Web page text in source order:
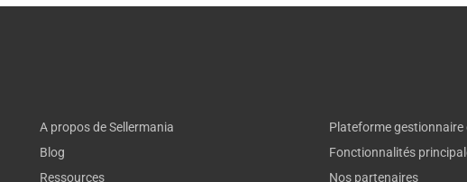
A propos de Sellermania
Blog
Ressources
Plateforme
Fonctionnalités
Nos partenaires